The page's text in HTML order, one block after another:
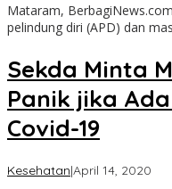
Mataram,
pelindung diri (APD) dan
Sekda Minta
Panik jika
Covid-19
Kesehatan|April 14, 2020